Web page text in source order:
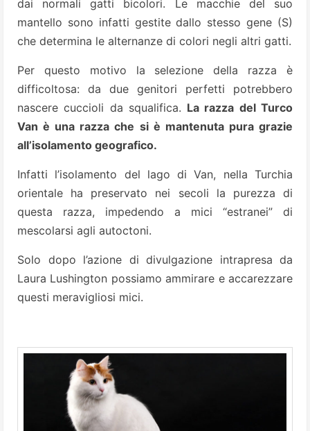
dai normali gatti bicolori. Le macchie del suo
mantello sono infatti gestite dallo stesso gene (S)
che determina le alternanze di colori negli altri gatti.
Per questo motivo la selezione della razza è
difficoltosa: da due genitori perfetti potrebbero
nascere cuccioli da squalifica. La razza del Turco
Van è una razza che si è mantenuta pura grazie
all’isolamento geografico.
Infatti l’isolamento del lago di Van, nella Turchia
orientale ha preservato nei secoli la purezza di
questa razza, impedendo a mici “estranei” di
mescolarsi agli autoctoni.
Solo dopo l’azione di divulgazione intrapresa da
Laura Lushington possiamo ammirare e accarezzare
questi meravigliosi mici.